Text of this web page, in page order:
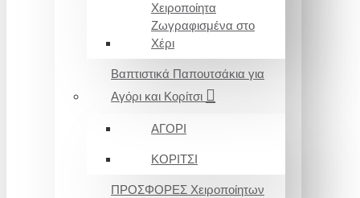
Χειροποίητα
Ζωγραφισμένα στο
Χέρι
Βαπτιστικά Παπουτσάκια για
Αγόρι και Κορίτσι
ΑΓΟΡΙ
ΚΟΡΙΤΣΙ
ΠΡΟΣΦΟΡΕΣ Χειροποίητων